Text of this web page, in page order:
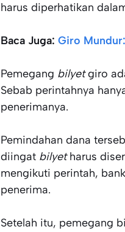
harus diperhatikan
Baca Juga: Giro
Pemegang bilyetgiro
Sebab perintahnya
penerimanya.
Pemindahan dana
diingat bilyetharus
mengikuti perintah,
penerima.
Setelah itu, pemegang